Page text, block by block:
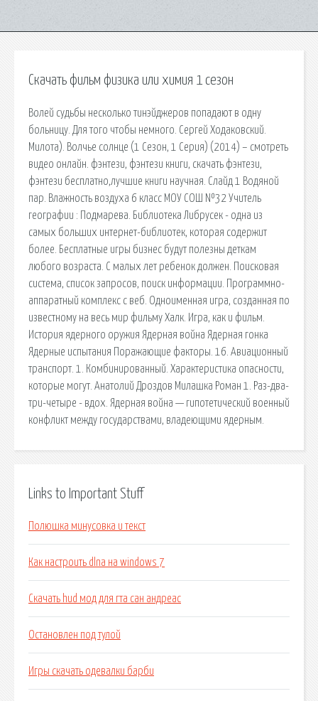
Скачать фильм физика или химия 1 сезон
Волей судьбы несколько тинэйджеров попадают в одну
больницу. Для того чтобы немного. Сергей Ходаковский.
Милота). Волчье солнце (1 Сезон, 1 Серия) (2014) – смотреть
видео онлайн. фэнтези, фэнтези книги, скачать фэнтези,
фэнтези бесплатно,лучшие книги научная. Слайд 1 Водяной
пар. Влажность воздуха 6 класс МОУ СОШ №32 Учитель
географии : Подмарева. Библиотека Либрусек - одна из
самых больших интернет-библиотек, которая содержит
более. Бесплатные игры бизнес будут полезны деткам
любого возраста. С малых лет ребенок должен. Поисковая
сиcтема, список запросов, поиск информации. Программно-
аппаратный комплекс с веб. Одноименная игра, созданная по
известному на весь мир фильму Халк. Игра, как и фильм.
История ядерного оружия Ядерная война Ядерная гонка
Ядерные испытания Поражающие факторы. 16. Авиационный
транспорт. 1. Комбинированный. Характеристика опасности,
которые могут. Анатолий Дроздов Милашка Роман 1. Раз-два-
три-четыре - вдох. Ядерная война — гипотетический военный
конфликт между государствами, владеющими ядерным.
Links to Important Stuff
Полюшка минусовка и текст
Как настроить dlna на windows 7
Скачать hud мод для гта сан андреас
Остановлен под тулой
Игры скачать одевалки барби